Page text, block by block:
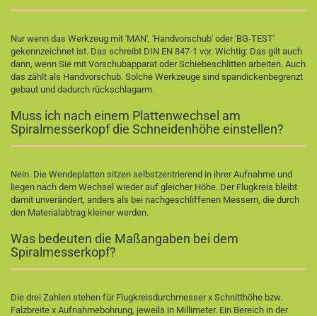
Nur wenn das Werkzeug mit 'MAN', 'Handvorschub' oder 'BG-TEST'
gekennzeichnet ist. Das schreibt DIN EN 847-1 vor. Wichtig: Das gilt auch
dann, wenn Sie mit Vorschubapparat oder Schiebeschlitten arbeiten. Auch
das zählt als Handvorschub. Solche Werkzeuge sind spandickenbegrenzt
gebaut und dadurch rückschlagarm.
Muss ich nach einem Plattenwechsel am
Spiralmesserkopf die Schneidenhöhe einstellen?
Nein. Die Wendeplatten sitzen selbstzentrierend in ihrer Aufnahme und
liegen nach dem Wechsel wieder auf gleicher Höhe. Der Flugkreis bleibt
damit unverändert, anders als bei nachgeschliffenen Messern, die durch
den Materialabtrag kleiner werden.
Was bedeuten die Maßangaben bei dem
Spiralmesserkopf?
Die drei Zahlen stehen für Flugkreisdurchmesser x Schnitthöhe bzw.
Falzbreite x Aufnahmebohrung, jeweils in Millimeter. Ein Bereich in der